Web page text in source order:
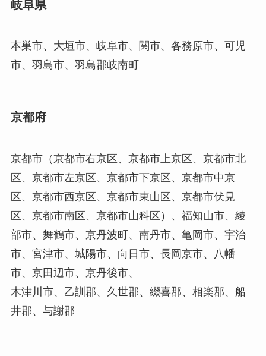
岐阜県
本巣市、大垣市、岐阜市、関市、各務原市、可児
市、羽島市、羽島郡岐南町
京都府
京都市（京都市右京区、京都市上京区、京都市北
区、京都市左京区、京都市下京区、京都市中京
区、京都市西京区、京都市東山区、京都市伏見
区、京都市南区、京都市山科区）、福知山市、綾
部市、舞鶴市、京丹波町、南丹市、亀岡市、宇治
市、宮津市、城陽市、向日市、長岡京市、八幡
市、京田辺市、京丹後市、
木津川市、乙訓郡、久世郡、綴喜郡、相楽郡、船
井郡、与謝郡